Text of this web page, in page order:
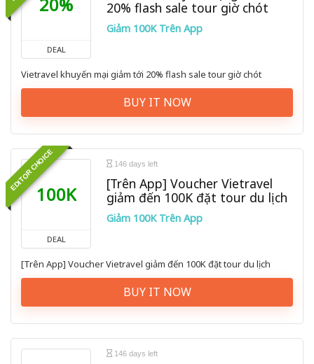
20%
DEAL
20% flash sale tour giờ chót
Giảm 100K Trên App
Vietravel khuyến mại giảm tới 20% flash sale tour giờ chót
BUY IT NOW
EDITOR CHOICE
100K
DEAL
146 days left
[Trên App] Voucher Vietravel
giảm đến 100K đặt tour du lịch
Giảm 100K Trên App
[Trên App] Voucher Vietravel giảm đến 100K đặt tour du lịch
BUY IT NOW
146 days left